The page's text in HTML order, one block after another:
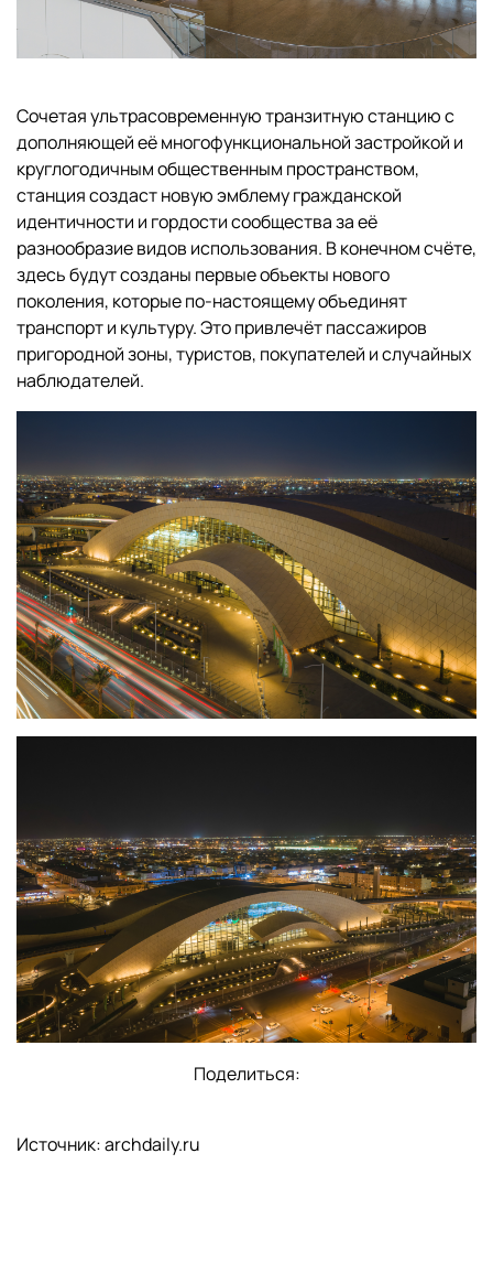
Сочетая ультрасовременную транзитную станцию с
дополняющей её многофункциональной застройкой и
круглогодичным общественным пространством,
станция создаст новую эмблему гражданской
идентичности и гордости сообщества за её
разнообразие видов использования. В конечном счёте,
здесь будут созданы первые объекты нового
поколения, которые по-настоящему объединят
транспорт и культуру. Это привлечёт пассажиров
пригородной зоны, туристов, покупателей и случайных
наблюдателей.
Поделиться:
Источник: archdaily.ru